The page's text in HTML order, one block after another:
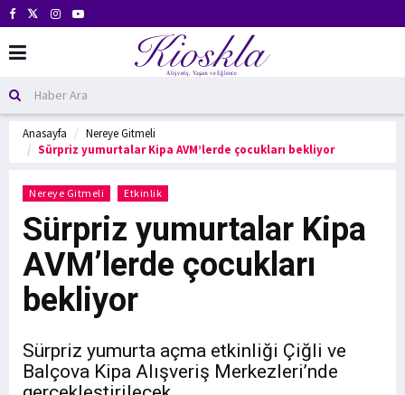
Anasayfa
Nereye Gitmeli
Sürpriz yumurtalar Kipa AVM’lerde çocukları bekliyor
Nereye Gitmeli Etkinlik
Sürpriz yumurtalar Kipa
AVM’lerde çocukları
bekliyor
Sürpriz yumurta açma etkinliği Çiğli ve
Balçova Kipa Alışveriş Merkezleri’nde